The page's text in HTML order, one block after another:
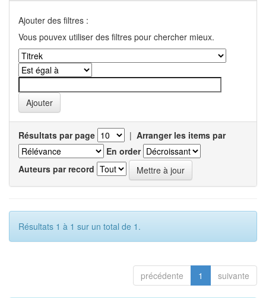
Ajouter des filtres :
Vous pouvex utiliser des filtres pour chercher mieux.
Résultats par page | Arranger les items par
En order
Auteurs par record
Résultats 1 à 1 sur un total de 1.
précédente 1 suivante